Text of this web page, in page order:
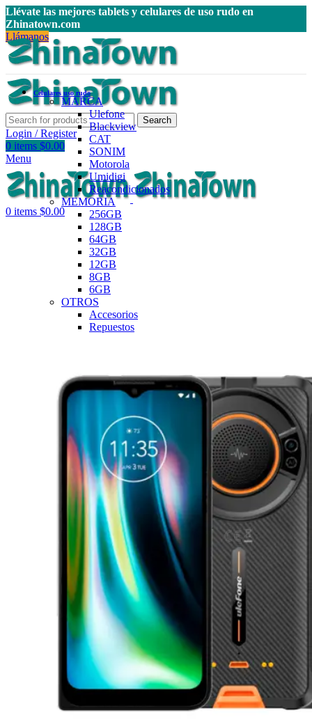
Llévate las mejores tablets y celulares de uso rudo en
Zhinatown.com
Llámanos
Search
Login / Register
0 items $0.00
Menu
0 items $0.00
Celulares uso rudo
MARCA
Ulefone
Blackview
CAT
SONIM
Motorola
Umidigi
Reacondicionados
MEMORIA
256GB
128GB
64GB
32GB
12GB
8GB
6GB
OTROS
Accesorios
Repuestos